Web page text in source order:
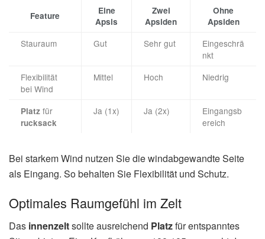
Feature
Eine
Apsis
Zwei
Apsiden
Ohne
Apsiden
Stauraum Gut Sehr gut
Eingeschrä
nkt
Flexibilität
bei Wind
Mittel Hoch Niedrig
Platz für
rucksack
Ja (1x) Ja (2x)
Eingangsb
ereich
Bei starkem Wind nutzen Sie die windabgewandte Seite
als Eingang. So behalten Sie Flexibilität und Schutz.
Optimales Raumgefühl im Zelt
Das innenzeltsollte ausreichend Platzfür entspanntes